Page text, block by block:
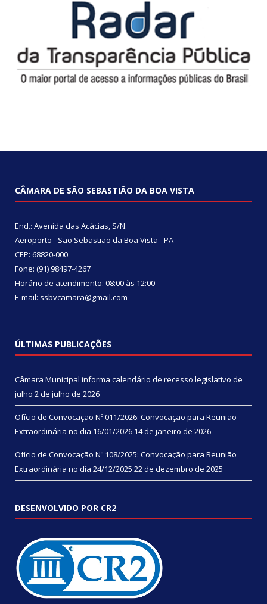
CÂMARA DE SÃO SEBASTIÃO DA BOA VISTA
End.: Avenida das Acácias, S/N.
Aeroporto - São Sebastião da Boa Vista - PA
CEP: 68820-000
Fone: (91) 98497-4267
Horário de atendimento: 08:00 às 12:00
E-mail: ssbvcamara@gmail.com
ÚLTIMAS PUBLICAÇÕES
Câmara Municipal informa calendário de recesso legislativo de
julho 2 de julho de 2026
Ofício de Convocação Nº 011/2026: Convocação para Reunião
Extraordinária no dia 16/01/2026 14 de janeiro de 2026
Ofício de Convocação Nº 108/2025: Convocação para Reunião
Extraordinária no dia 24/12/2025 22 de dezembro de 2025
DESENVOLVIDO POR CR2